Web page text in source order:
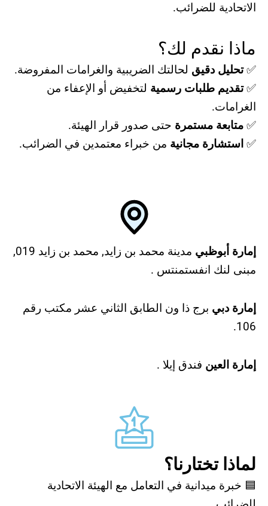
الاتحادية للضرائب.
ماذا نقدم لك؟
✅تحليل دقيق لحالتك الضريبية والغرامات المفروضة.
✅تقديم طلبات رسمية لتخفيض أو الإعفاء من
الغرامات.
✅ متابعة مستمرة حتى صدور قرار الهيئة.
✅ استشارة مجانية من خبراء معتمدين في الضرائب.
إمارة أبوظبي
مدينة محمد بن زايد, محمد بن زايد 019,
مبنى لنك انفستمنتس .
إمارة دبي برج ذا ون الطابق الثاني عشر مكتب رقم
106.
إمارة العين فندق إيلا .
لماذا تختارنا؟
🟦 خبرة ميدانية في التعامل مع الهيئة الاتحادية